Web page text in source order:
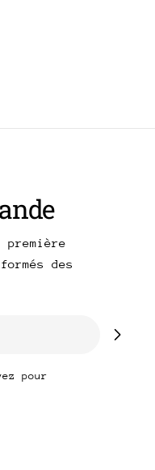
première
des
pour